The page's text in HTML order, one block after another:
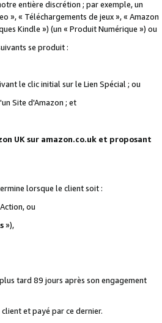
entière discrétion ; par exemple, un
», « Téléchargements de jeux », « Amazon
Kindle ») (un « Produit Numérique ») ou
se produit :
le clic initial sur le Lien Spécial ; ou
Site d'Amazon ; et
UK sur amazon.co.uk et proposant
lorsque le client soit :
ou
»),
tard 89 jours après son engagement
et payé par ce dernier.